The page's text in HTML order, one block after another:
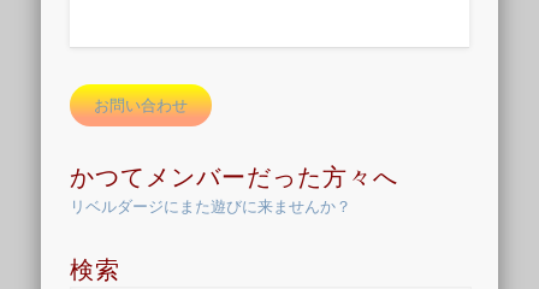
お問い合わせ
かつてメンバーだった方々へ
リベルダージにまた遊びに来ませんか？
検索